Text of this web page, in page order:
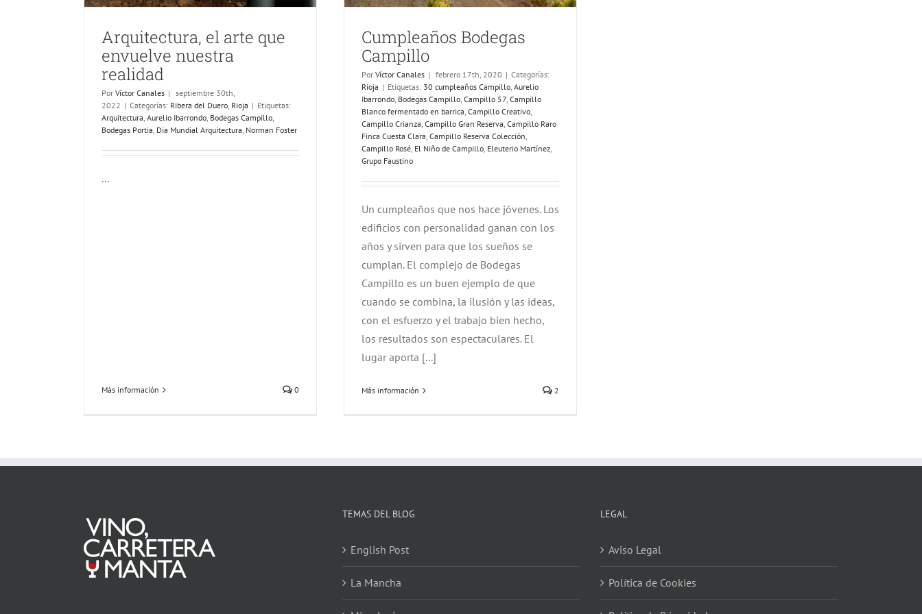
Arquitectura, el arte que
envuelve nuestra
realidad
Por Víctor Canales | septiembre 30th,
2022 | Categorías: Ribera del Duero Rioja | Etiquetas:
Arquitectura Aurelio Ibarrondo Bodegas Campillo
Bodegas Portia Dia Mundial Arquitectura Norman Foster
...
Más información 0
Cumpleaños Bodegas
Campillo
Por Víctor Canales | febrero 17th, 2020 | Categorías:
Rioja | Etiquetas: 30 cumpleaños Campillo Aurelio
Ibarrondo Bodegas Campillo Campillo 57 Campillo
Blanco fermentado en barrica Campillo Creativo
Campillo Crianza Campillo Gran Reserva Campillo Raro
Finca Cuesta Clara Campillo Reserva Colección
Campillo Rosé El Niño de Campillo Eleuterio Martínez
Grupo Faustino
Un cumpleaños que nos hace jóvenes. Los
edificios con personalidad ganan con los
años y sirven para que los sueños se
cumplan. El complejo de Bodegas
Campillo es un buen ejemplo de que
cuando se combina, la ilusión y las ideas,
con el esfuerzo y el trabajo bien hecho,
los resultados son espectaculares. El
lugar aporta [...]
Más información 2
TEMAS DEL BLOG
English Post
La Mancha
LEGAL
Aviso Legal
Política de Cookies